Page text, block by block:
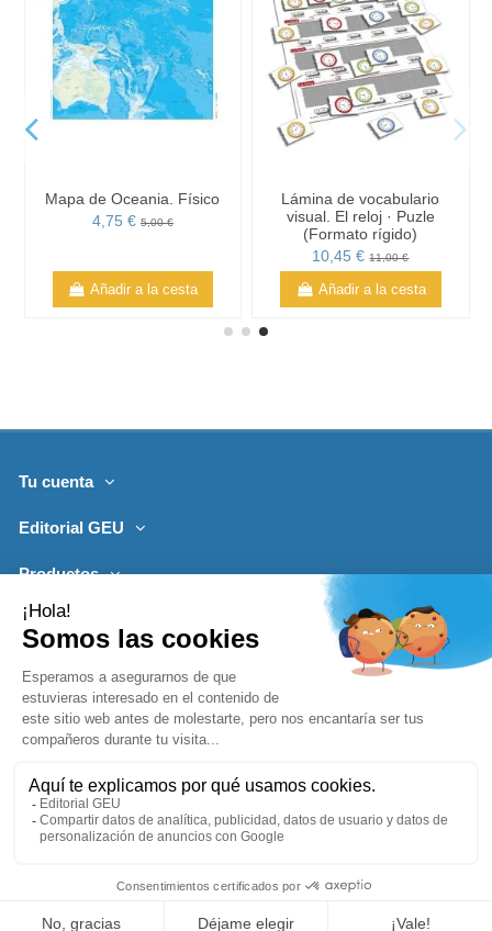
Añadir a la cesta
Comprar ya
Mapa de Oceania. Físico
4,75 € 5,00 €
Añadir a la cesta
Lámina de vocabulario
visual. El reloj · Puzle
(Formato rígido)
10,45 €11,00 €
Añadir a la cesta
Tu cuenta
Editorial GEU
Productos
Lo más leído
Síguenos
1996-2026, desarrollado porEditorialgeu.com©